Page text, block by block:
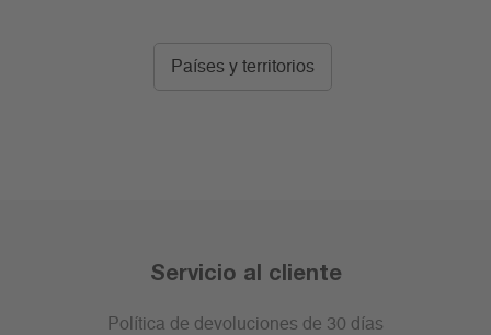
Países y territorios
Servicio al cliente
Política de devoluciones de 30 días